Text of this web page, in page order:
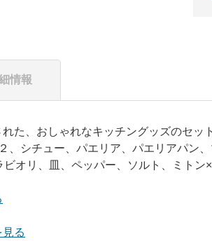
情報
た、おしゃれなキッチングッズのセ
、シチュー、パエリア、パエリアパン
オリ、皿、ペッパー、ソルト、ミトン
る